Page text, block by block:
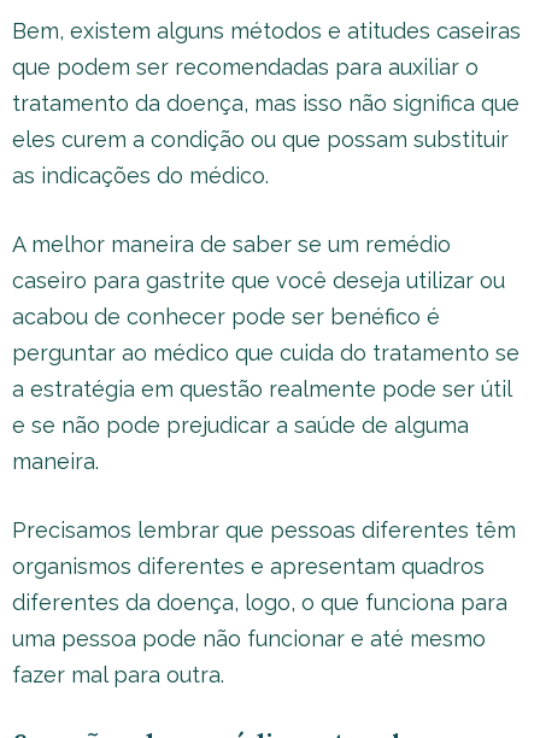
Bem, existem alguns métodos e atitudes caseiras
que podem ser recomendadas para auxiliar o
tratamento da doença, mas isso não significa que
eles curem a condição ou que possam substituir
as indicações do médico.
A melhor maneira de saber se um remédio
caseiro para gastrite que você deseja utilizar ou
acabou de conhecer pode ser benéfico é
perguntar ao médico que cuida do tratamento se
a estratégia em questão realmente pode ser útil
e se não pode prejudicar a saúde de alguma
maneira.
Precisamos lembrar que pessoas diferentes têm
organismos diferentes e apresentam quadros
diferentes da doença, logo, o que funciona para
uma pessoa pode não funcionar e até mesmo
fazer mal para outra.